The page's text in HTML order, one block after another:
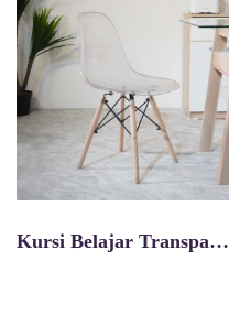
Kursi Belajar Transparant Bern Dc